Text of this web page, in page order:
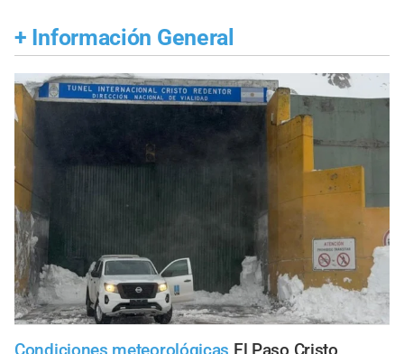
+ Información General
Condiciones meteorológicas El Paso Cristo